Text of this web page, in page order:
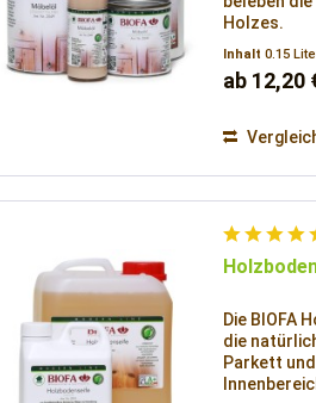
Holzes.
Inhalt0.15
ab 12,20
Die BIOFA
die
Parkett